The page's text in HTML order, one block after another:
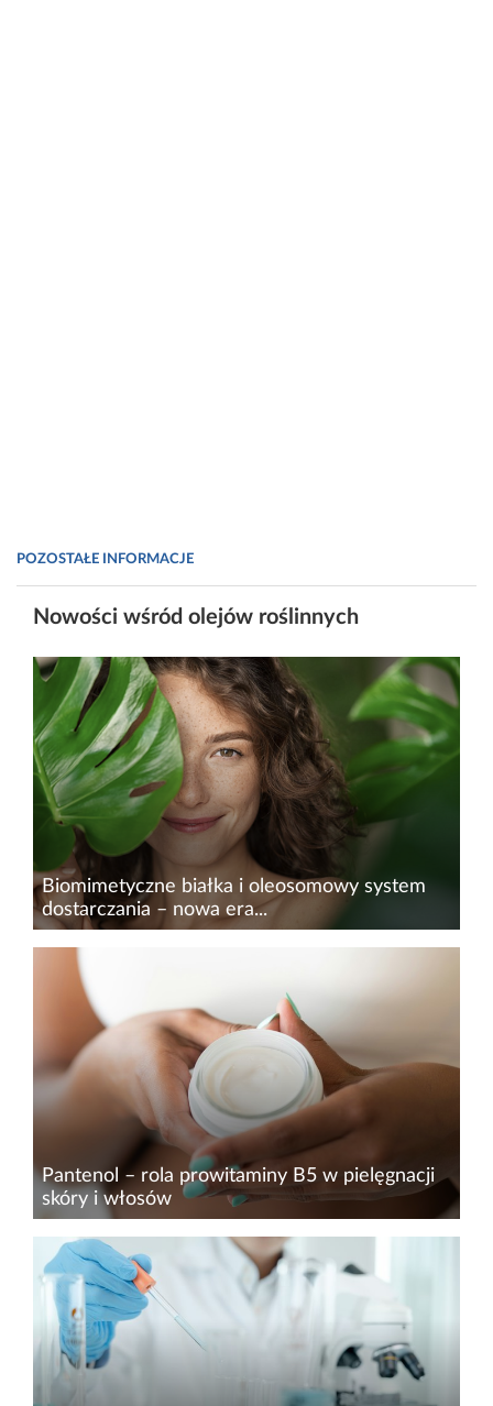
POZOSTAŁE INFORMACJE
Nowości wśród olejów roślinnych
Biomimetyczne białka i oleosomowy system
dostarczania – nowa era...
Dynamiczny rozwój biotechnologii roślinnej
otwiera nowe możliwości w projektowaniu
zaawansowanych składników aktywnych do
pielęgnacji skóry i włosów na bazie roślin.
Tradycyjne metody, mimo szerokiego...
Pantenol – rola prowitaminy B5 w pielęgnacji
skóry i włosów
Pantenol, określany jako prowitamina B5, należy
do grupy składników aktywnych, które od lat są
fundamentem formulacji kosmetycznych. Mimo
rosnącej liczby nowych substancji aktywnych
wykorzystywanych w...